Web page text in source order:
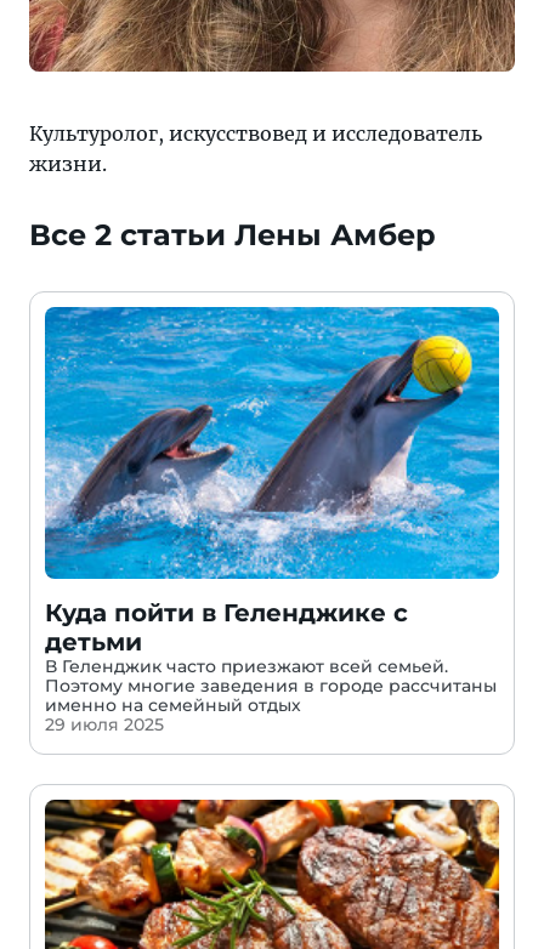
Культуролог, искусствовед и исследователь
жизни.
Все 2 статьи Лены Амбер
Куда пойти в Геленджике с
детьми
В Геленджик часто приезжают всей семьей.
Поэтому многие заведения в городе рассчитаны
именно на семейный отдых
29 июля 2025